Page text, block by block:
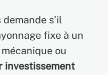
s’il
fixe à un
ou
investissement